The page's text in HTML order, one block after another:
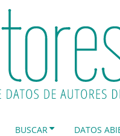
BUSCAR DATOS